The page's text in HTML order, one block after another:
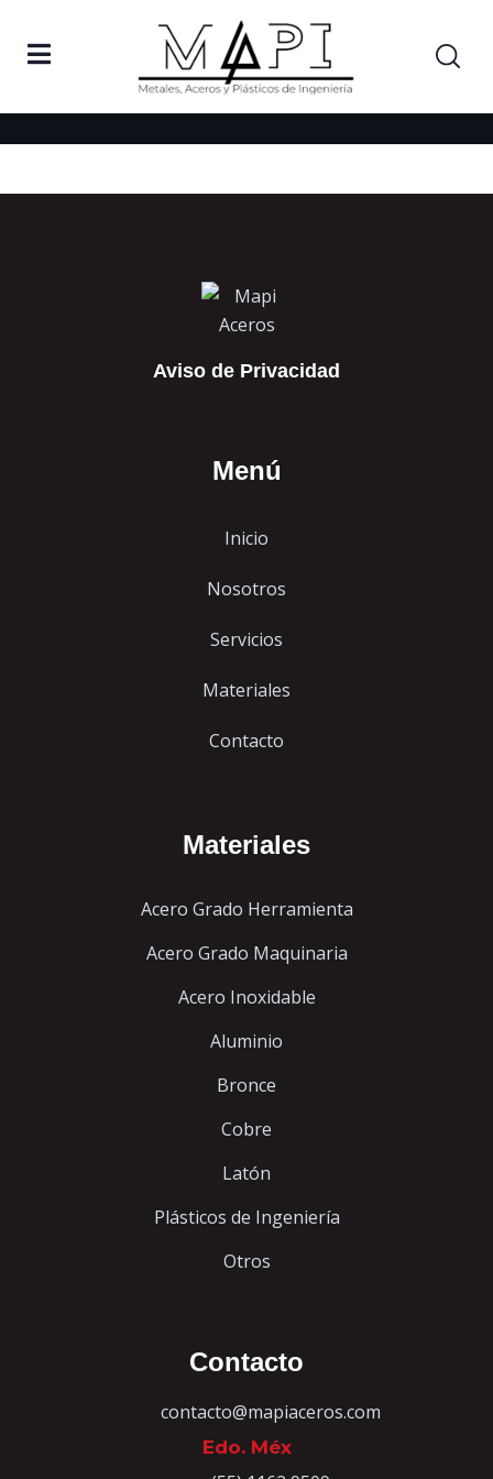
Home Gallery 8
Gallery 8
Aviso de Privacidad
Menú
Inicio
Nosotros
Servicios
Materiales
Contacto
Materiales
Acero Grado Herramienta
Acero Grado Maquinaria
Acero Inoxidable
Aluminio
Bronce
Cobre
Latón
Plásticos de Ingeniería
Otros
Contacto
contacto@mapiaceros.com
Edo. Méx